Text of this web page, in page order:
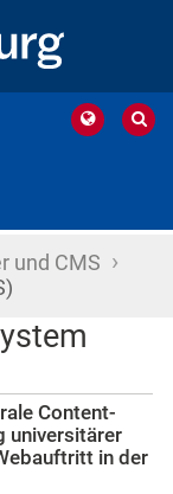
und CMS ›
Content-
universitärer
in der